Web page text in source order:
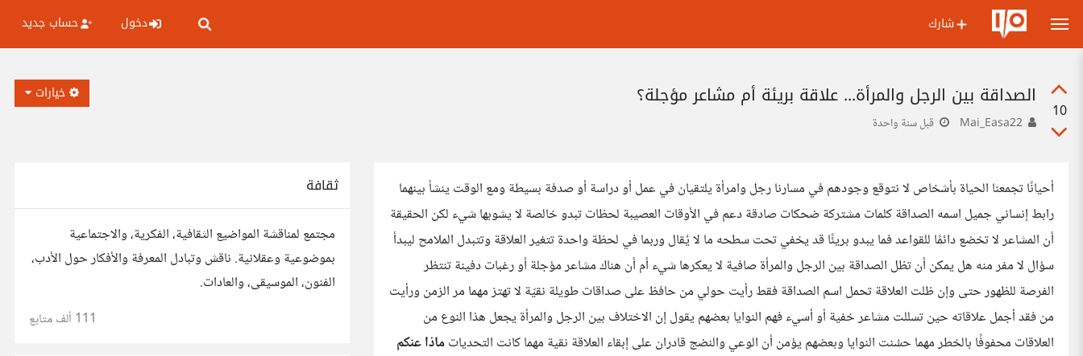
شارك دخول حساب جديد
10
الصداقة بين الرجل والمرأة... علاقة بريئة أم مشاعر مؤجلة؟
قبل سنة واحدة
خيارات
أحيانًا تجمعنا الحياة بأشخاص لا نتوقع وجودهم في مسارنا رجل وامرأة يلتقيان في عمل أو دراسة أو صدفة بسيطة ومع الوقت ينشأ بينهما
رابط إنساني جميل اسمه الصداقة كلمات مشتركة ضحكات صادقة دعم في الأوقات العصيبة لحظات تبدو خالصة لا يشوبها شيء لكن الحقيقة
أن المشاعر لا تخضع دائمًا للقواعد فما يبدو بريئًا قد يخفي تحت سطحه ما لا يُقال وربما في لحظة واحدة تتغير العلاقة وتتبدل الملامح ليبدأ
سؤال لا مفر منه هل يمكن أن تظل الصداقة بين الرجل والمرأة صافية لا يعكرها شيء أم أن هناك مشاعر مؤجلة أو رغبات دفينة تنتظر
الفرصة للظهور حتى وإن ظلت العلاقة تحمل اسم الصداقة فقط رأيت حولي من حافظ على صداقات طويلة نقيّة لا تهتز مهما مر الزمن ورأيت
من فقد أجمل علاقاته حين تسللت مشاعر خفية أو أسيء فهم النوايا بعضهم يقول إن الاختلاف بين الرجل والمرأة يجعل هذا النوع من
العلاقات محفوفًا بالخطر مهما حسُنت النوايا وبعضهم يؤمن أن الوعي والنضج قادران على إبقاء العلاقة نقية مهما كانت التحدياتماذا عنكم
ثقافة
مجتمع لمناقشة المواضيع الثقافية، الفكرية، والاجتماعية
بموضوعية وعقلانية. ناقش وتبادل المعرفة والأفكار حول الأدب،
الفنون، الموسيقى، والعادات.
111 ألف متابع